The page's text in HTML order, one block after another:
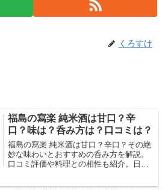
くろすけ
福島の寫楽 純米酒は甘口？辛
口？味は？呑み方は？口コミは？
福島の寫楽 純米酒は甘口？辛口？その絶
妙な味わいとおすすめの呑み方を解説。
口コミ評価や料理との相性も紹介。日本